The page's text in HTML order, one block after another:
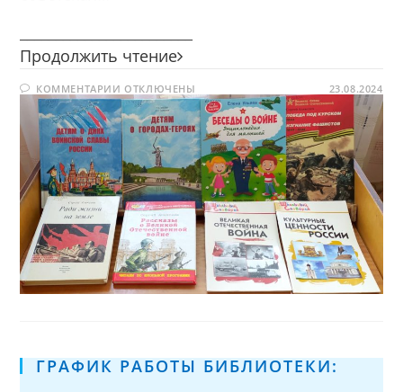
Продолжить чтение Курская
—
поклон
победителям
КОММЕНТАРИИ К
ЗАПИСИ
КУРСКАЯ
БИТВА
—
ПОКЛОН
ПОБЕДИТЕЛЯМ
ОТКЛЮЧЕНЫ 23.08.2024
ГРАФИК РАБОТЫ БИБЛИОТЕКИ: